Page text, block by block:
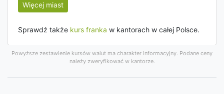
Więcej miast
Sprawdź także kurs franka w kantorach w całej Polsce.
Powyższe zestawienie kursów walut ma charakter informacyjny. Podane ceny
należy zweryfikować w kantorze.